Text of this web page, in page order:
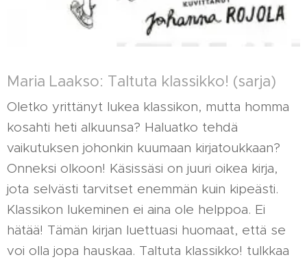
Maria Laakso: Taltuta klassikko! (sarja)
Oletko yrittänyt lukea klassikon, mutta homma
kosahti heti alkuunsa? Haluatko tehdä
vaikutuksen johonkin kuumaan kirjatoukkaan?
Onneksi olkoon! Käsissäsi on juuri oikea kirja,
jota selvästi tarvitset enemmän kuin kipeästi.
Klassikon lukeminen ei aina ole helppoa. Ei
hätää! Tämän kirjan luettuasi huomaat, että se
voi olla jopa hauskaa. Taltuta klassikko! tulkkaa